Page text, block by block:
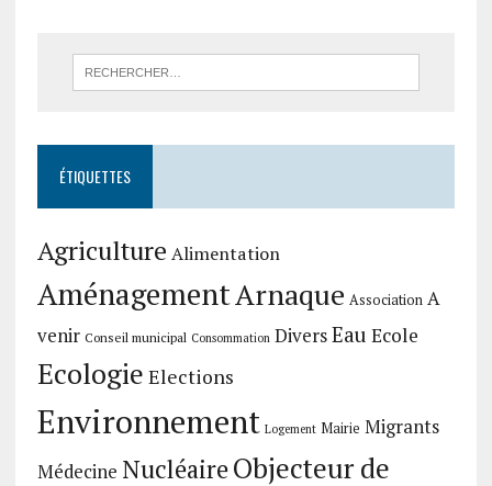
ÉTIQUETTES
Agriculture Alimentation
AménagementArnaque Association A
venir Conseil municipal Consommation DiversEau Ecole
Ecologie Elections
Environnement Logement Mairie Migrants
Médecine NucléaireObjecteur de